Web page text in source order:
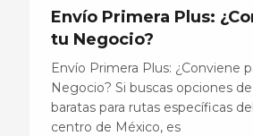
Envío Primera Plus:
tu Negocio?
Envío Primera Plus: ¿Conviene
Negocio? Si buscas opciones
baratas para rutas específicas
centro de México, es